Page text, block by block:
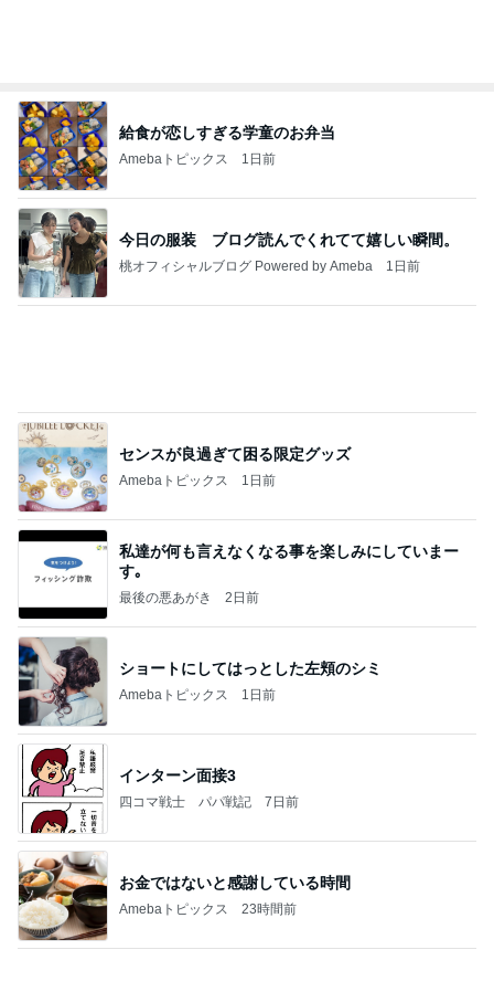
給食が恋しすぎる学童のお弁当
Amebaトピックス 1日前
今日の服装 ブログ読んでくれてて嬉しい瞬間。
桃オフィシャルブログ Powered by Ameba 1日前
センスが良過ぎて困る限定グッズ
Amebaトピックス 1日前
私達が何も言えなくなる事を楽しみにしていまー
す｡
最後の悪あがき 2日前
ショートにしてはっとした左頬のシミ
Amebaトピックス 1日前
インターン面接3
四コマ戦士 パパ戦記 7日前
お金ではないと感謝している時間
Amebaトピックス 23時間前